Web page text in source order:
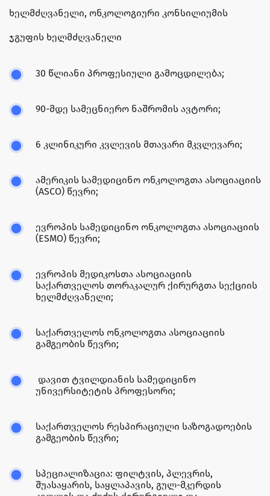
ხელმძღვანელი, ონკოლოგიური კონსილიუმის
ჯგუფის ხელმძღვანელი
30 წლიანი პროფესიული გამოცდილება;
90-მდე სამეცნიერო ნაშრომის ავტორი;
6 კლინიკური კვლევის მთავარი მკვლევარი;
ამერიკის სამედიცინო ონკოლოგთა ასოციაციის
(ASCO) წევრი;
ევროპის სამედიცინო ონკოლოგთა ასოციაციის
(ESMO) წევრი;
ევროპის მედიკოსთა ასოციაციის
საქართველოს თორაკალურ ქირურგთა სექციის
ხელმძღვანელი;
საქართველოს ონკოლოგთა ასოციაციის
გამგეობის წევრი;
დავით ტვილდიანის სამედიცინო
უნივერსიტეტის პროფესორი;
საქართველოს რესპირაციული საზოგადოების
გამგეობის წევრი;
სპეციალიზაცია: ფილტვის, პლევრის,
შუასაყარის, საყლაპავის, გულ-მკერდის